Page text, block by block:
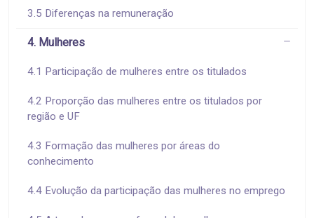
3.5 Diferenças na remuneração
4. Mulheres
4.1 Participação de mulheres entre os titulados
4.2 Proporção das mulheres entre os titulados por
região e UF
4.3 Formação das mulheres por áreas do
conhecimento
4.4 Evolução da participação das mulheres no emprego